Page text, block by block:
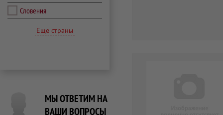
Словения
Еще страны
МЫ ОТВЕТИМ НА
ВАШИ ВОПРОСЫ